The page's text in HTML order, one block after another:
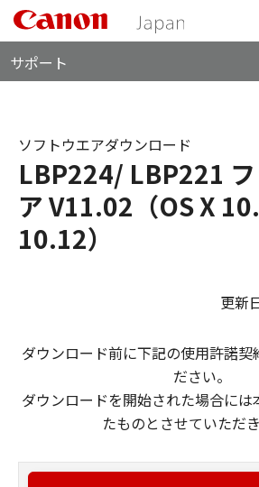
サポート
LBP224/ LBP221
ア V11.02（OS X
10.12）
ソフトウエアダウンロード
更新
ダウンロード前に下記の使用許諾契
ださい。
ダウンロードを開始された場合に
たものとさせていただき